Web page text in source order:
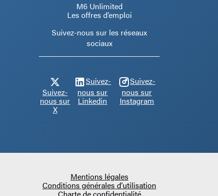
M6 Unlimited
Les offres d’emploi
Suivez-nous sur les réseaux
sociaux
Suivez-
nous sur
X
Suivez-
nous sur
Linkedin
Suivez-
nous sur
Instagram
Mentions légales
Conditions générales d’utilisation